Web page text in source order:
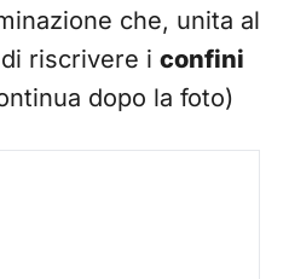
che, unita al
riscrivere i confini
dopo la foto)